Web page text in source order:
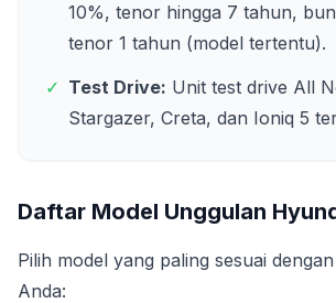
10%, tenor hingga 7 tahun,
tenor 1 tahun (model tertentu).
✓ Test Drive: Unit test drive All
Stargazer, Creta, dan Ioniq 5
Daftar Model Unggulan
Pilih model yang paling sesuai
Anda: